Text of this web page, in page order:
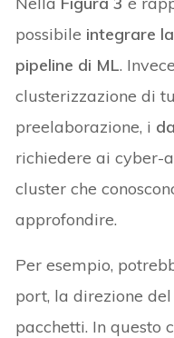
possibile integrare
pipeline di ML.
clusterizzazione di
preelaborazione, i
richiedere ai cyber-
cluster che
approfondire.
Per esempio,
port, la direzione
pacchetti. In questo